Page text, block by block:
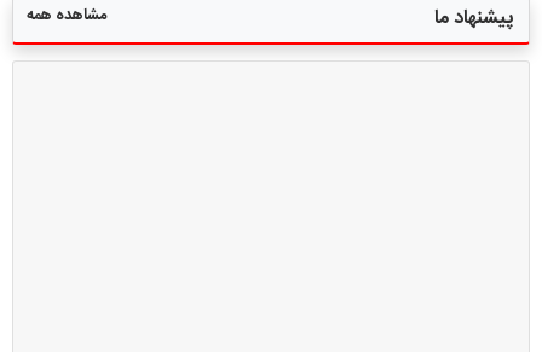
پیشنهاد ما مشاهده همه